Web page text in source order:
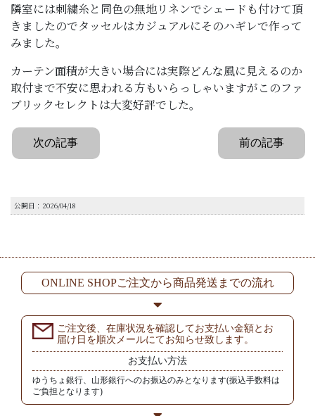
隣室には刺繍糸と同色の無地リネンでシェードも付けて頂
きましたのでタッセルはカジュアルにそのハギレで作って
みました。
カーテン面積が大きい場合には実際どんな風に見えるのか
取付まで不安に思われる方もいらっしゃいますがこのファ
ブリックセレクトは大変好評でした。
次の記事 前の記事
公開日：2026/04/18
ONLINE SHOPご注文から商品発送までの流れ
ご注文後、在庫状況を確認してお支払い金額とお
届け日を順次メールにてお知らせ致します。
お支払い方法
ゆうちょ銀行、山形銀行へのお振込のみとなります(振込手数料は
ご負担となります)